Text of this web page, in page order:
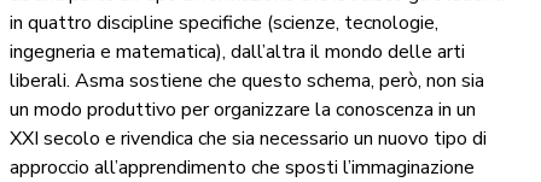
in quattro discipline specifiche (scienze, tecnologie,
ingegneria e matematica), dall’altra il mondo delle arti
liberali. Asma sostiene che questo schema, però, non sia
un modo produttivo per organizzare la conoscenza in un
XXI secolo e rivendica che sia necessario un nuovo tipo di
approccio all’apprendimento che sposti l’immaginazione